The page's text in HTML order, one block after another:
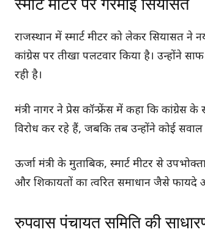
स्मार्ट मीटर पर गरमाई सियासत
राजस्थान में स्मार्ट मीटर को लेकर सियासत ने
कांग्रेस पर तीखा पलटवार किया है। उन्होंने
रही है।
मंत्री नागर ने प्रेस कॉन्फ्रेंस में कहा कि
विरोध कर रहे हैं, जबकि तब उन्होंने कोई सवाल
ऊर्जा मंत्री के मुताबिक, स्मार्ट मीटर से
और शिकायतों का त्वरित समाधान जैसे फायदे
रुपवास पंचायत समिति की